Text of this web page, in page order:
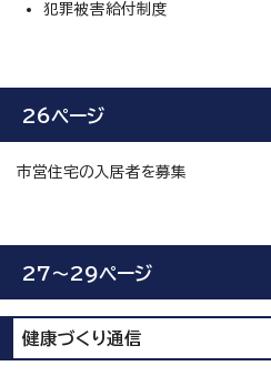
犯罪被害給付制度
26ページ
市営住宅の入居者を募集
27～29ページ
健康づくり通信